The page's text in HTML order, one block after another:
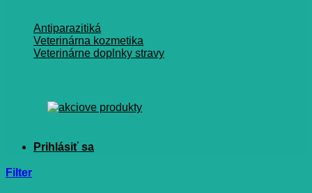
Antiparazitiká
Veterinárna kozmetika
Veterinárne doplnky stravy
Filter